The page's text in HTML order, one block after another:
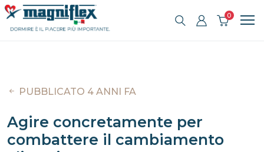
0
PUBBLICATO 4 ANNI FA
Agire concretamente per
combattere il cambiamento